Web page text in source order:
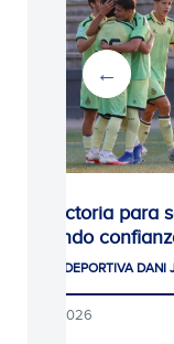
0-1: Victoria para
cogiendo
CIUDAD DEPORTIVA DANI
05/08/2026